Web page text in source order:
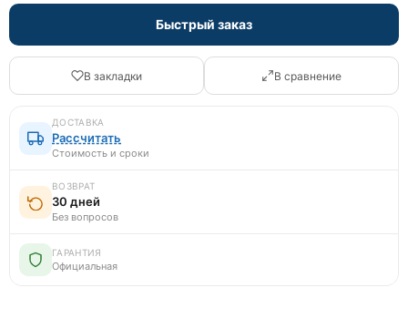
Быстрый заказ
В закладки В сравнение
ДОСТАВКА
Рассчитать
Стоимость и сроки
ВОЗВРАТ
30 дней
Без вопросов
ГАРАНТИЯ
Официальная